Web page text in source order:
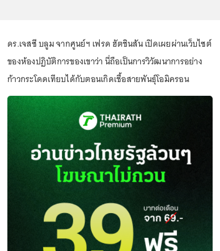
ดร.เจสซี บลูม จากศูนย์ฯ เฟรด ฮัตชินสัน เปิดเผยผ่านเว็บไซต์
ของห้องปฏิบัติการของเขาว่า นี่ถือเป็นการวิวัฒนาการอย่าง
ก้าวกระโดดเทียบได้กับตอนเกิดเชื้อสายพันธุ์โอมิครอน